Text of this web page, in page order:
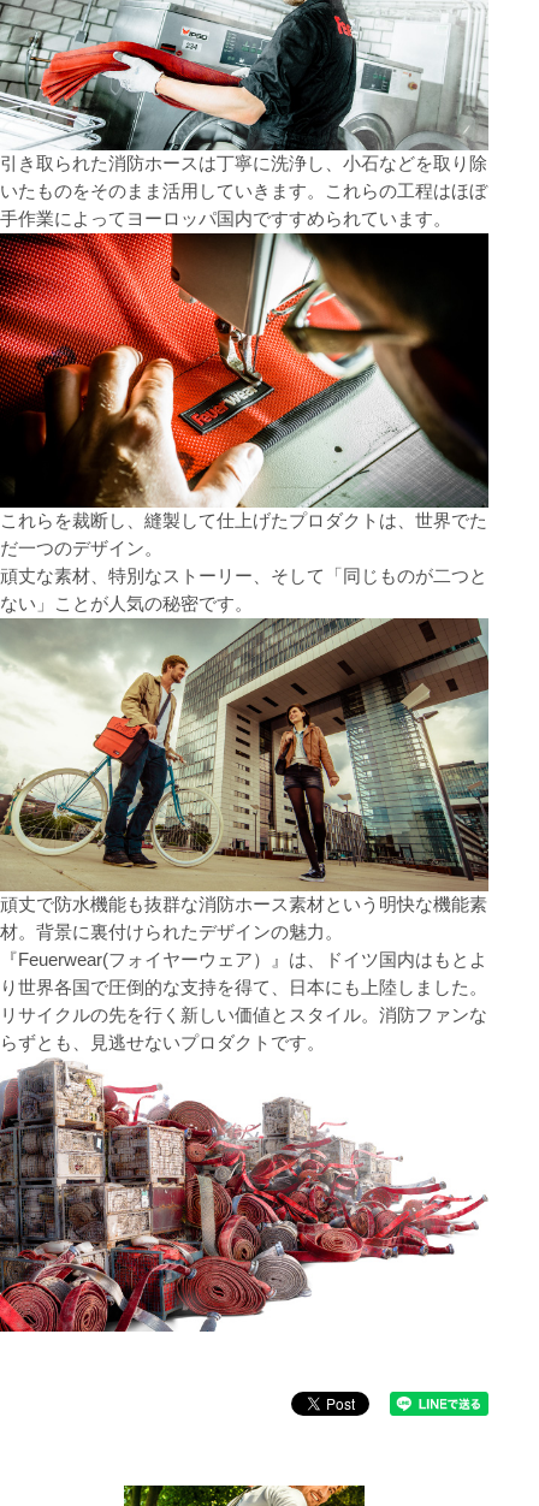
引き取られた消防ホースは丁寧に洗浄し、小石などを取り除
いたものをそのまま活用していきます。これらの工程はほぼ
手作業によってヨーロッパ国内ですすめられています。
これらを裁断し、縫製して仕上げたプロダクトは、世界でた
だ一つのデザイン。
頑丈な素材、特別なストーリー、そして「同じものが二つと
ない」ことが人気の秘密です。
頑丈で防水機能も抜群な消防ホース素材という明快な機能素
材。背景に裏付けられたデザインの魅力。
『Feuerwear(フォイヤーウェア）』は、ドイツ国内はもとよ
り世界各国で圧倒的な支持を得て、日本にも上陸しました。
リサイクルの先を行く新しい価値とスタイル。消防ファンな
らずとも、見逃せないプロダクトです。